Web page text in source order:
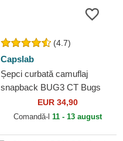
(4.7)
Capslab
Șepci curbată camuflaj
snapback BUG3 CT Bugs
Bunny Looney Tunes de
Capslab
EUR 34,90
Comandă-l 11 - 13 august